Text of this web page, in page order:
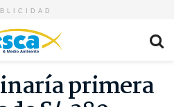
primera